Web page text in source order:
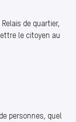
de quartier,
le citoyen au
personnes, quel